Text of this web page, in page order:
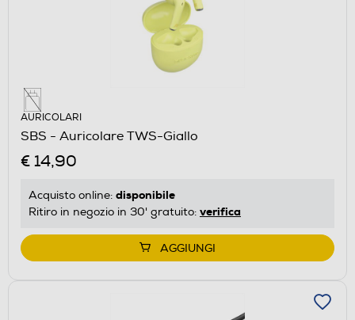
AURICOLARI
SBS - Auricolare TWS-Giallo
€ 14,90
Acquisto online: disponibile
Ritiro in negozio in 30' gratuito: verifica
AGGIUNGI